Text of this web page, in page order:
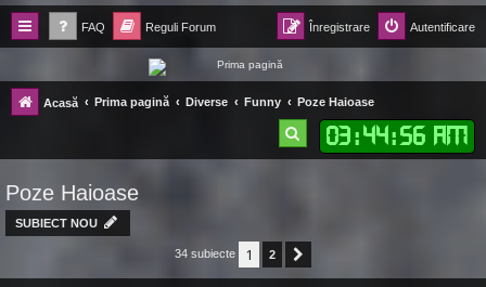
FAQ Reguli Forum Autentificare
Înregistrare
Forum Ecolomania™®
-= Idei pentru viitor =-
Acasă Prima pagină Diverse Funny Poze Haioase
03:44:57 AM
ă
r
Poze Haioase
SUBIECT NOU
34 subiecte 1 2